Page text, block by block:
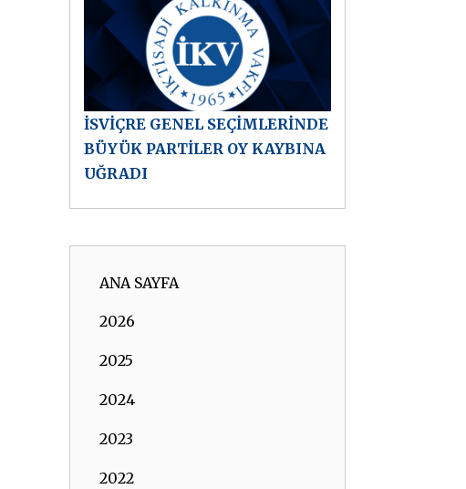
İSVİÇRE GENEL SEÇİMLERİNDE
BÜYÜK PARTİLER OY KAYBINA
UĞRADI
ANA SAYFA
2026
2025
2024
2023
2022